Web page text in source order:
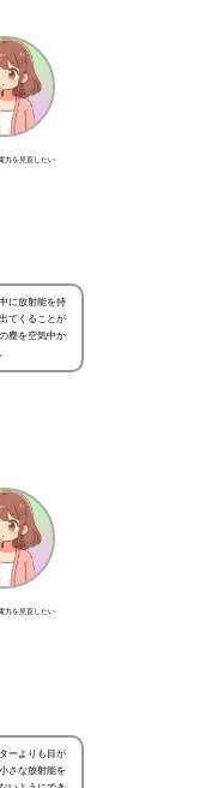
力を見直したい
に放射能を持
てくることが
塵を空気中か
力を見直したい
ーよりも目が
さな放射能を